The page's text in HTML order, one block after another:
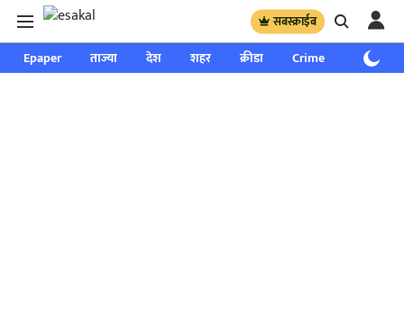
सबस्क्राईब
Epaper ताज्या देश शहर क्रीडा Crime साप्ताहिक